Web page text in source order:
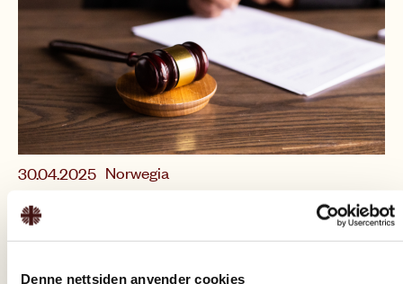
Denne nettsiden anvender cookies
30.04.2025 Norwegia
Ustawa o pomocy prawnej musi zostać
wzmocniona, aby większa liczba osób mogła
otrzymać pomoc.